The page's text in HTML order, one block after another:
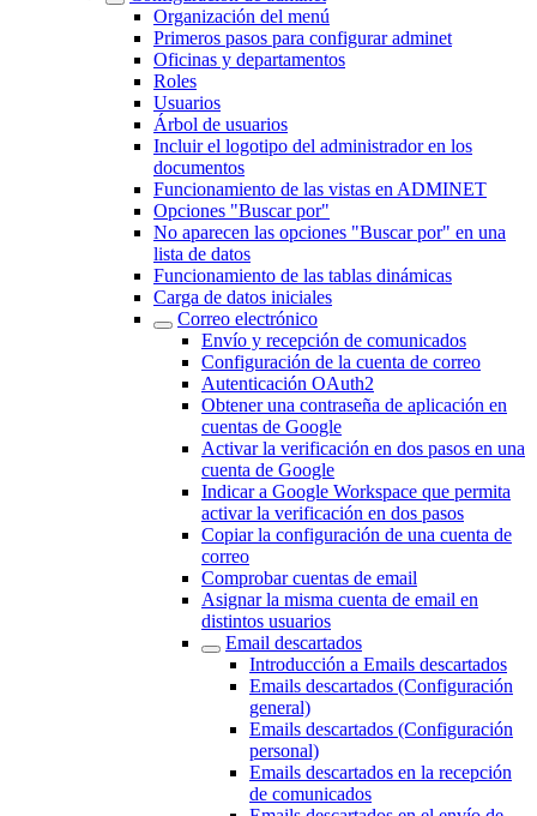
Organización del menú
Primeros pasos para configurar adminet
Oficinas y departamentos
Roles
Usuarios
Árbol de usuarios
Incluir el logotipo del administrador en los
documentos
Funcionamiento de las vistas en ADMINET
Opciones "Buscar por"
No aparecen las opciones "Buscar por" en una
lista de datos
Funcionamiento de las tablas dinámicas
Carga de datos iniciales
Correo electrónico
Envío y recepción de comunicados
Configuración de la cuenta de correo
Autenticación OAuth2
Obtener una contraseña de aplicación en
cuentas de Google
Activar la verificación en dos pasos en una
cuenta de Google
Indicar a Google Workspace que permita
activar la verificación en dos pasos
Copiar la configuración de una cuenta de
correo
Comprobar cuentas de email
Asignar la misma cuenta de email en
distintos usuarios
Email descartados
Introducción a Emails descartados
Emails descartados (Configuración
general)
Emails descartados (Configuración
personal)
Emails descartados en la recepción
de comunicados